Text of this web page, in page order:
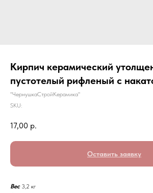
Кирпич керамический
пустотелый рифленый с
"ЧернушкаСтройКерамика"
SKU:
17,00 р.
Оставить заявку
Вес 3,2 кг